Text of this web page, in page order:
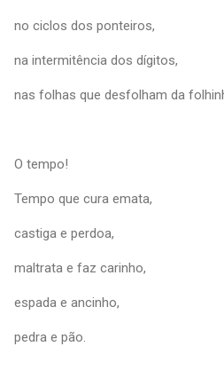
no ciclos dos ponteiros,
na intermitência dos dígitos,
nas folhas que desfolham da
O tempo!
Tempo que cura emata,
castiga e perdoa,
maltrata e faz carinho,
espada e ancinho,
pedra e pão.